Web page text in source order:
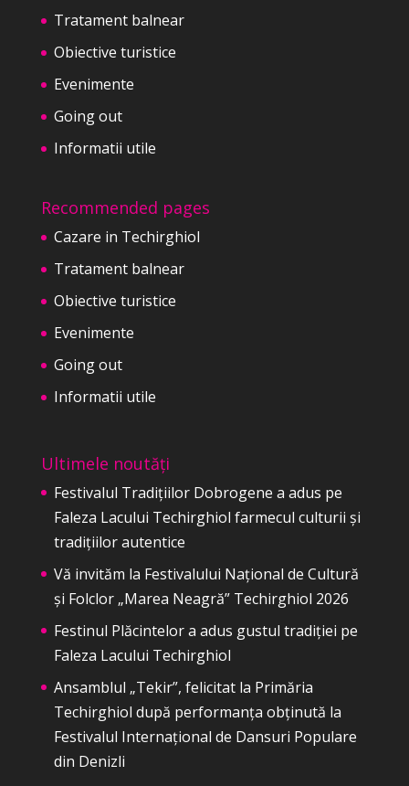
Tratament balnear
Obiective turistice
Evenimente
Going out
Informatii utile
Recommended pages
Cazare in Techirghiol
Tratament balnear
Obiective turistice
Evenimente
Going out
Informatii utile
Ultimele noutăți
Festivalul Tradițiilor Dobrogene a adus pe
Faleza Lacului Techirghiol farmecul culturii și
tradițiilor autentice
Vă invităm la Festivalului Național de Cultură
și Folclor „Marea Neagră” Techirghiol 2026
Festinul Plăcintelor a adus gustul tradiției pe
Faleza Lacului Techirghiol
Ansamblul „Tekir”, felicitat la Primăria
Techirghiol după performanța obținută la
Festivalul Internațional de Dansuri Populare
din Denizli